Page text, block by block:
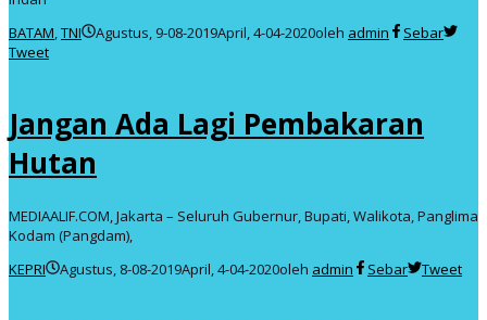
BATAM,TNI Agustus, 9-08-2019April, 4-04-2020oleh admin
Sebar
Tweet
Jangan Ada Lagi Pembakaran
Hutan
MEDIAALIF.COM, Jakarta – Seluruh Gubernur, Bupati, Walikota, Panglima
Kodam (Pangdam),
KEPRI
Agustus, 8-08-2019April, 4-04-2020oleh admin Sebar Tweet